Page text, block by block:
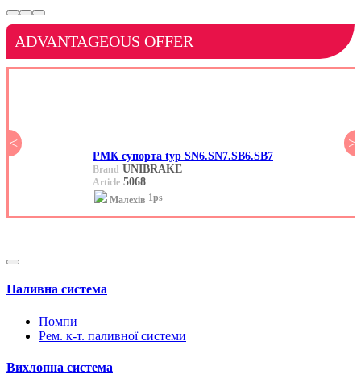
ADVANTAGEOUS OFFER
<
РМК супорта typ SN6.SN7.SB6.SB7
Brand UNIBRAKE
Article 5068
Малехів 1ps
>
Паливна система
Помпи
Рем. к-т. паливної системи
Вихлопна система